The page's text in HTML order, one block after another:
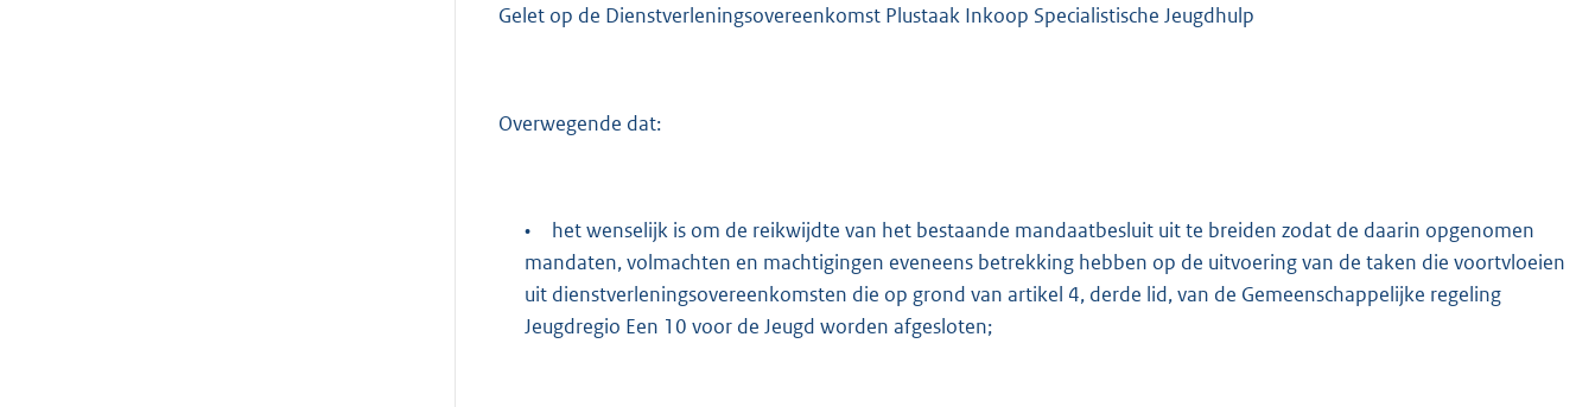
K
Gelet op de Dienstverleningsovereenkomst Plustaak Inkoop Specialistische Jeugdhulp
Overwegende dat:
•
het wenselijk is om de reikwijdte van het bestaande mandaatbesluit uit te breiden zodat de daarin opgenomen
mandaten, volmachten en machtigingen eveneens betrekking hebben op de uitvoering van de taken die voortvloeien
uit dienstverleningsovereenkomsten die op grond van artikel 4, derde lid, van de Gemeenschappelijke regeling
Jeugdregio Een 10 voor de Jeugd worden afgesloten;